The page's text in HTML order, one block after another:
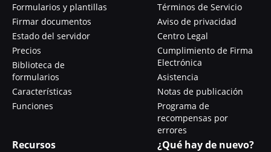
Formularios y plantillas
Firmar documentos
Estado del servidor
Precios
Biblioteca de
formularios
Características
Funciones
Términos de Servicio
Aviso de privacidad
Centro Legal
Cumplimiento de Firma
Electrónica
Asistencia
Notas de publicación
Programa de
recompensas por
errores
Recursos ¿Qué hay de nuevo?